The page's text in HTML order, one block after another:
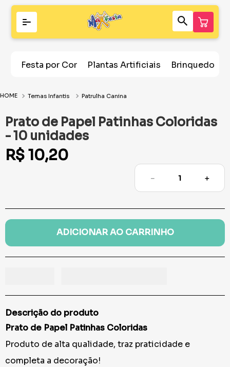
Festa por Cor Plantas Artificiais Brinquedos
Temas Infantis Patrulha Canina
Prato de Papel Patinhas Coloridas
- 10 unidades
R$ 10,20
＋
－
ADICIONAR AO CARRINHO
Descrição do produto
Prato de Papel Patinhas Coloridas
Produto de alta qualidade, traz praticidade e
completa a decoração!